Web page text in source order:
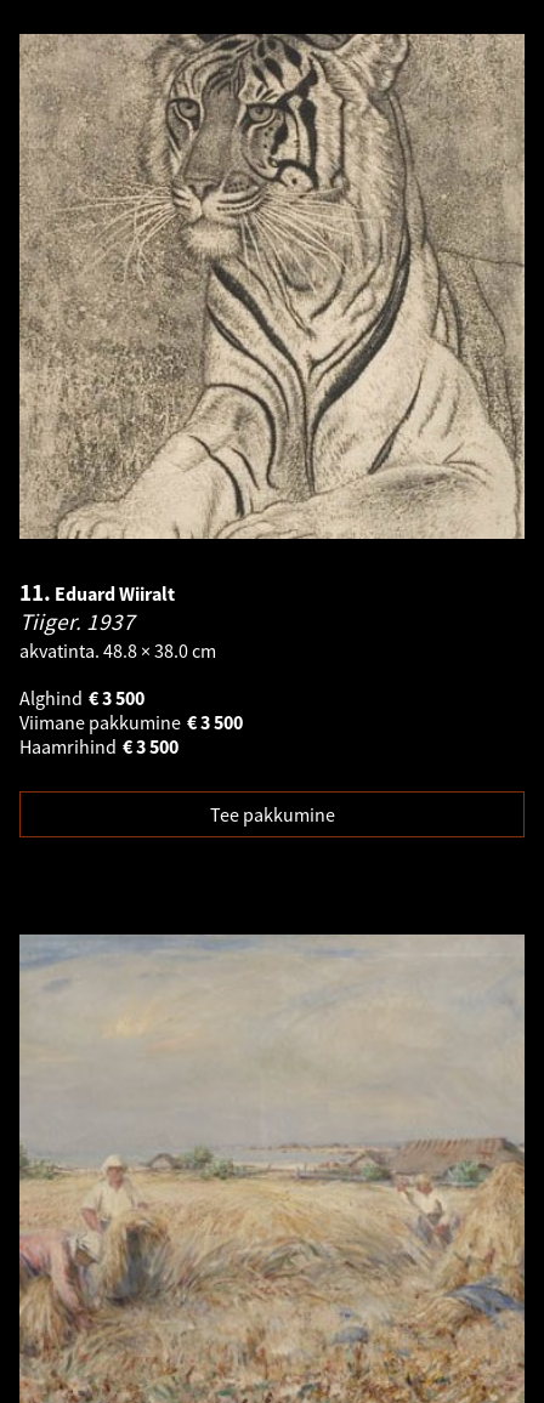
11. Eduard Wiiralt
Tiiger. 1937
akvatinta. 48.8 × 38.0 cm
Alghind
3 500
€
Viimane pakkumine
3 500
€
Haamrihind
3 500
€
Tee pakkumine